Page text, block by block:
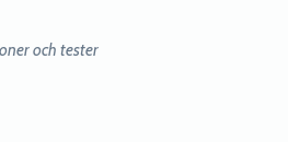
och tester